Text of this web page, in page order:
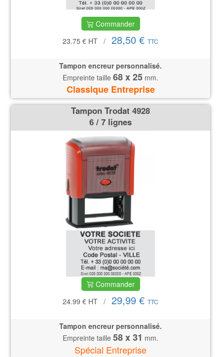
Commander
23.75 € HT / 28,50 € TTC
Tampon encreur personnalisé.
Empreinte taille 68 x 25 mm.
Classique Entreprise
Tampon Trodat 4928
6 / 7 lignes
Commander
24.99 € HT / 29,99 € TTC
Tampon encreur personnalisé.
Empreinte taille 58 x 31 mm.
Spécial Entreprise